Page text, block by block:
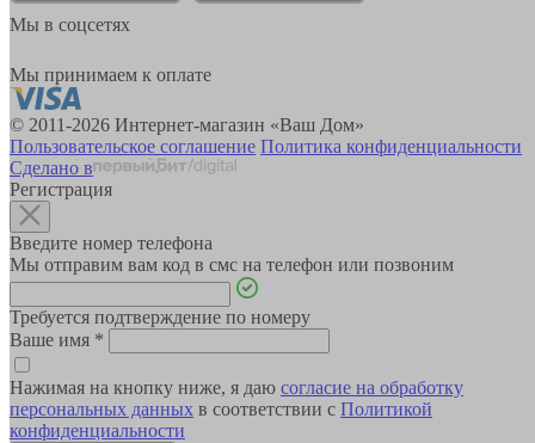
Мы в соцсетях
Мы принимаем к оплате
© 2011-2026 Интернет-магазин «Ваш Дом»
Пользовательское соглашение Политика конфиденциальности
Сделано в
Регистрация
Введите номер телефона
Мы отправим вам код в смс на телефон или позвоним
Требуется подтверждение по номеру
Ваше имя *
Нажимая на кнопку ниже, я даю согласие на обработку
персональных данных в соответствии с Политикой
конфиденциальности